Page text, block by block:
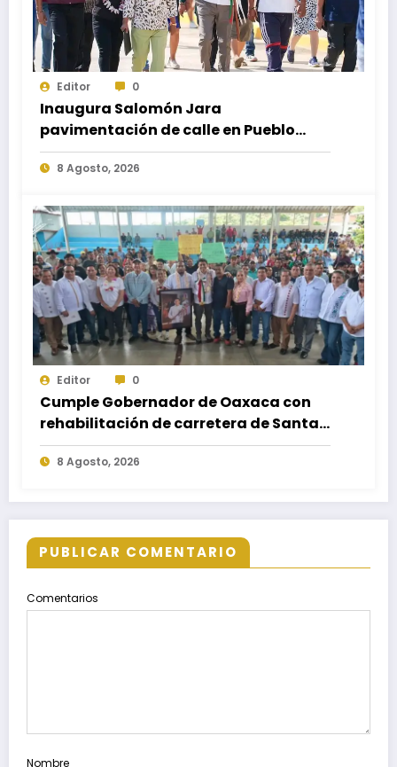
Editor 0
Inaugura Salomón Jara
pavimentación de calle en Pueblo
Nuevo; fortalece movilidad y
conectividad
8 Agosto, 2026
Editor 0
Cumple Gobernador de Oaxaca con
rehabilitación de carretera de Santa
María Ecatepec
8 Agosto, 2026
PUBLICAR COMENTARIO
Comentarios
Nombre